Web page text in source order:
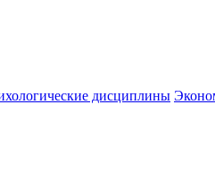
дисциплины